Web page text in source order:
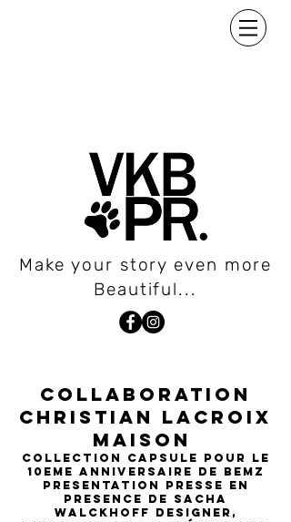
Make your story even more
Beautiful...
COLLABORATION
CHRISTIAN LACROIX
MAISON
COLLECTION CAPSULE POUR LE
10EME ANNIVERSAIRE DE BEMZ
pRESENTATION PRESSE EN
PRESENCE DE Sacha
Walckhoff designer,